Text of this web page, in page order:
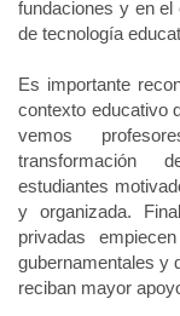
fundaciones y en el
de tecnología
Es importante
contexto educativo
vemos
transformación
estudiantes
y organizada.
privadas
gubernamentales y
reciban mayor